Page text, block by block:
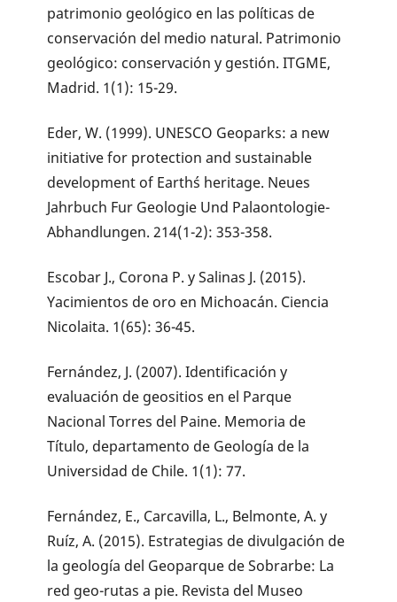
patrimonio geológico en las políticas de
conservación del medio natural. Patrimonio
geológico: conservación y gestión. ITGME,
Madrid. 1(1): 15-29.
Eder, W. (1999). UNESCO Geoparks: a new
initiative for protection and sustainable
development of Earth´s heritage. Neues
Jahrbuch Fur Geologie Und Palaontologie-
Abhandlungen. 214(1-2): 353-358.
Escobar J., Corona P. y Salinas J. (2015).
Yacimientos de oro en Michoacán. Ciencia
Nicolaita. 1(65): 36-45.
Fernández, J. (2007). Identificación y
evaluación de geositios en el Parque
Nacional Torres del Paine. Memoria de
Título, departamento de Geología de la
Universidad de Chile. 1(1): 77.
Fernández, E., Carcavilla, L., Belmonte, A. y
Ruíz, A. (2015). Estrategias de divulgación de
la geología del Geoparque de Sobrarbe: La
red geo-rutas a pie. Revista del Museo